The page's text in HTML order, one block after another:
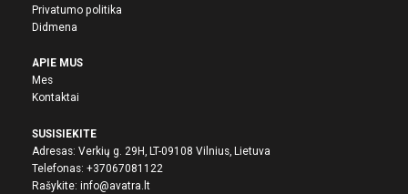
Privatumo politika
Didmena
APIE MUS
Mes
Kontaktai
SUSISIEKITE
Adresas: Verkių g. 29H, LT-09108 Vilnius, Lietuva
Telefonas: +37067081122
Rašykite: info@avatra.lt